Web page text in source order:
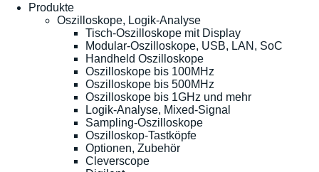
Produkte
Oszilloskope, Logik-Analyse
Tisch-Oszilloskope mit Display
Modular-Oszilloskope, USB, LAN, SoC
Handheld Oszilloskope
Oszilloskope bis 100MHz
Oszilloskope bis 500MHz
Oszilloskope bis 1GHz und mehr
Logik-Analyse, Mixed-Signal
Sampling-Oszilloskope
Oszilloskop-Tastköpfe
Optionen, Zubehör
Cleverscope